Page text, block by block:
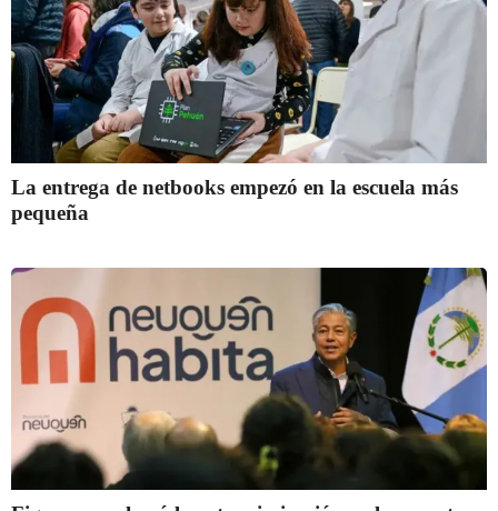
La entrega de netbooks empezó en la escuela más
pequeña